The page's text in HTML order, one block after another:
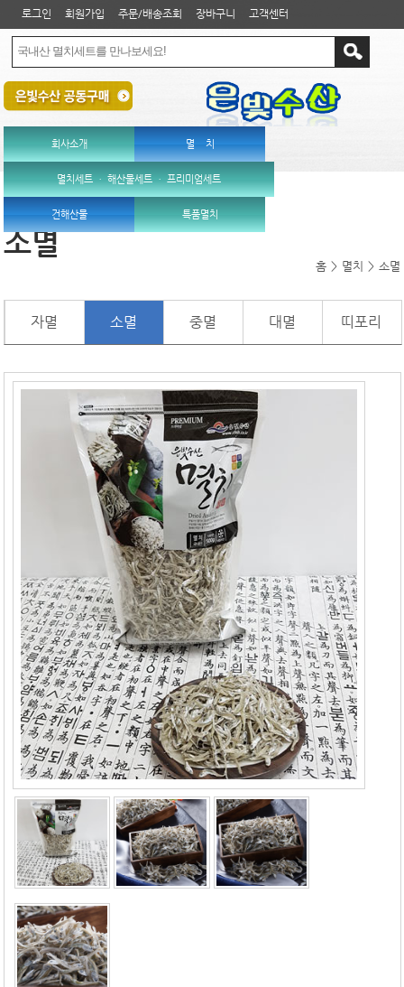
로그인 회원가입 주문/배송조회 장바구니 고객센터
회사소개 멸 치
멸치세트 ㆍ 해산물세트 ㆍ 프리미엄세트
건해산물 특품멸치
소멸
홈 > 멸치 > 소멸
자멸 소멸 중멸 대멸 띠포리